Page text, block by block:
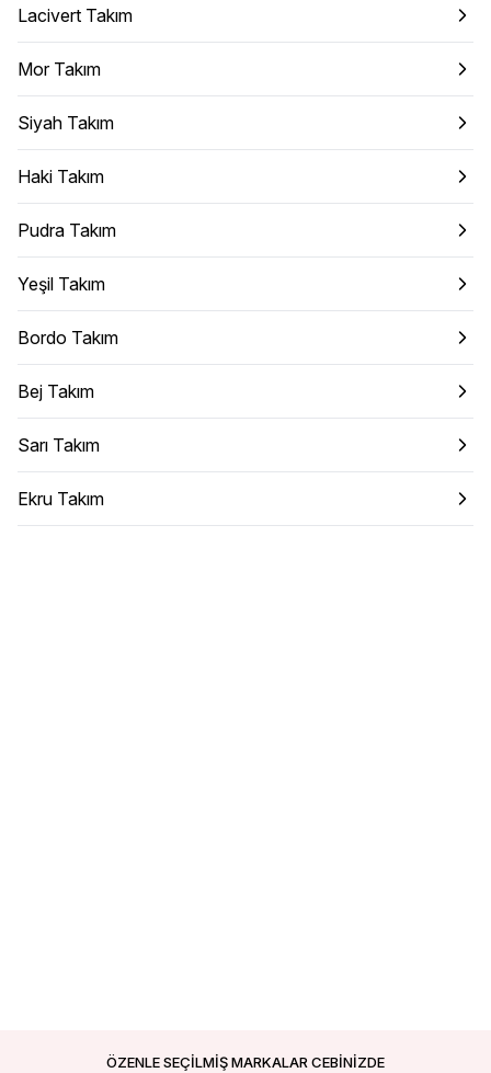
Lacivert Takım
Mor Takım
Siyah Takım
Haki Takım
Pudra Takım
Yeşil Takım
Bordo Takım
Bej Takım
Sarı Takım
Ekru Takım
ÖZENLE SEÇİLMİŞ MARKALAR CEBİNİZDE